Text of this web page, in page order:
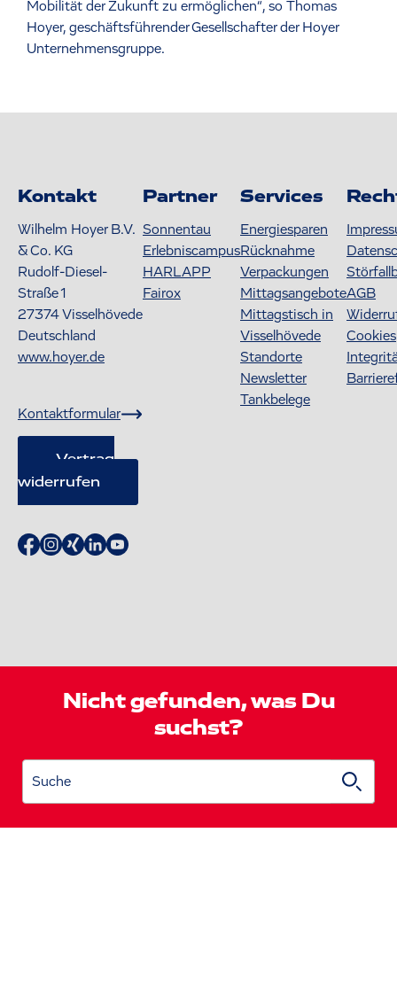
Mobilität der Zukunft zu ermöglichen“, so Thomas
Hoyer, geschäftsführender Gesellschafter der Hoyer
Unternehmensgruppe.
Kontakt
Wilhelm Hoyer B.V.
& Co. KG
Rudolf-Diesel-
Straße 1
27374Visselhövede
Deutschland
www.hoyer.de
Kontaktformular
Vertrag
widerrufen
Partner
Sonnentau
Erlebniscampus
HARLAPP
Fairox
Services
Energiesparen
Rücknahme
Verpackungen
Mittagsangebote
Mittagstisch in
Visselhövede
Standorte
Newsletter
Tankbelege
AGB
Cookies
Nicht gefunden, was Du
suchst?
Suche